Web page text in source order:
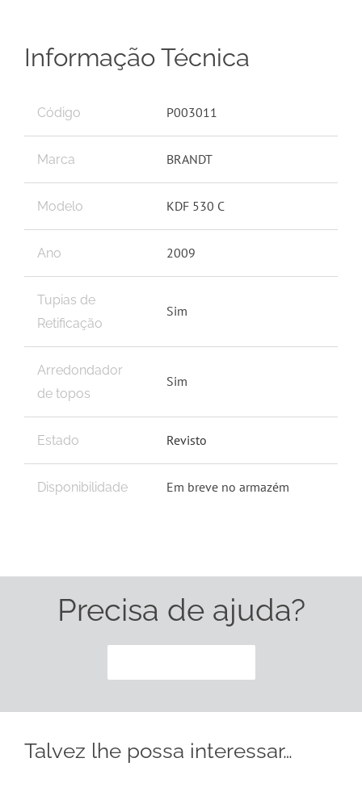
Informação Técnica
Código P003011
Marca BRANDT
Modelo KDF 530 C
Ano 2009
Tupias de
Retificação
Sim
Arredondador
de topos
Sim
Estado Revisto
Disponibilidade Em breve no armazém
Precisa de ajuda?
Talvez lhe possa interessar…